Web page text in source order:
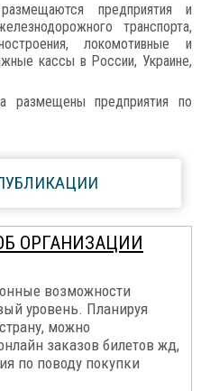
предприятия и
транспорта,
локомотивные и
кассы в России, Украине,
размещены предприятия по
ОРГАНИЗАЦИИ
возможности
уровень. Планируя
можно
заказов билетов жд,
по поводу покупки